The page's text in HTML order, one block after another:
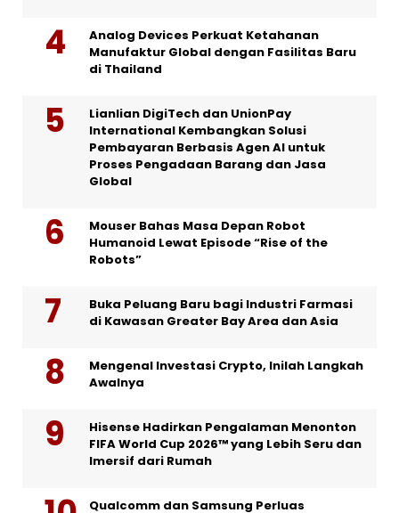
Analog Devices Perkuat Ketahanan
Manufaktur Global dengan Fasilitas Baru
di Thailand
Lianlian DigiTech dan UnionPay
International Kembangkan Solusi
Pembayaran Berbasis Agen AI untuk
Proses Pengadaan Barang dan Jasa
Global
Mouser Bahas Masa Depan Robot
Humanoid Lewat Episode “Rise of the
Robots”
Buka Peluang Baru bagi Industri Farmasi
di Kawasan Greater Bay Area dan Asia
Mengenal Investasi Crypto, Inilah Langkah
Awalnya
Hisense Hadirkan Pengalaman Menonton
FIFA World Cup 2026™ yang Lebih Seru dan
Imersif dari Rumah
Qualcomm dan Samsung Perluas